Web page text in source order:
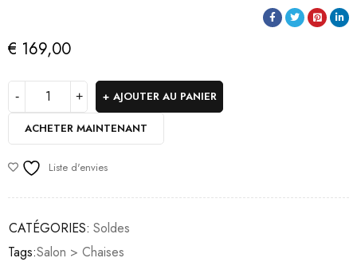
€ 169,00
AJOUTER AU PANIER
ACHETER MAINTENANT
Liste d'envies
CATÉGORIES: Soldes
Tags:Salon > Chaises